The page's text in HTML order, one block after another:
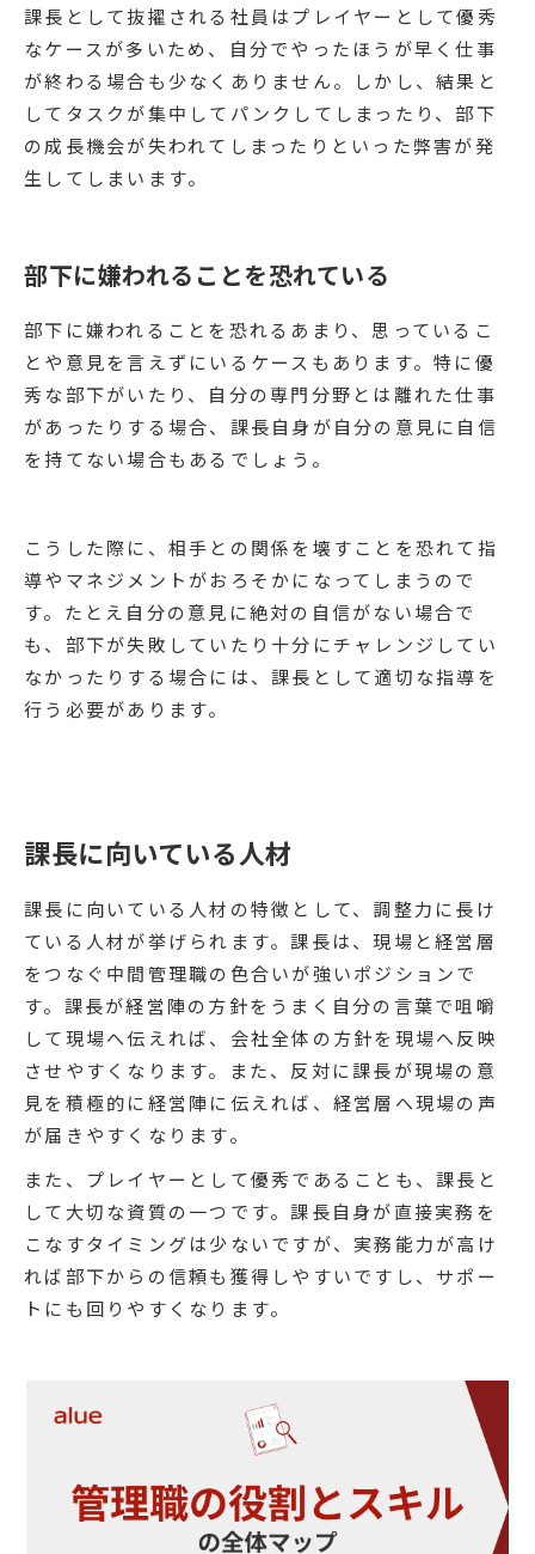
課長として抜擢される社員はプレイヤーとして優秀
なケースが多いため、自分でやったほうが早く仕事
が終わる場合も少なくありません。しかし、結果と
してタスクが集中してパンクしてしまったり、部下
の成長機会が失われてしまったりといった弊害が発
生してしまいます。
部下に嫌われることを恐れている
部下に嫌われることを恐れるあまり、思っているこ
とや意見を言えずにいるケースもあります。特に優
秀な部下がいたり、自分の専門分野とは離れた仕事
があったりする場合、課長自身が自分の意見に自信
を持てない場合もあるでしょう。
こうした際に、相手との関係を壊すことを恐れて指
導やマネジメントがおろそかになってしまうので
す。たとえ自分の意見に絶対の自信がない場合で
も、部下が失敗していたり十分にチャレンジしてい
なかったりする場合には、課長として適切な指導を
行う必要があります。
課長に向いている人材
課長に向いている人材の特徴として、調整力に長け
ている人材が挙げられます。課長は、現場と経営層
をつなぐ中間管理職の色合いが強いポジションで
す。課長が経営陣の方針をうまく自分の言葉で咀嚼
して現場へ伝えれば、会社全体の方針を現場へ反映
させやすくなります。また、反対に課長が現場の意
見を積極的に経営陣に伝えれば、経営層へ現場の声
が届きやすくなります。
また、プレイヤーとして優秀であることも、課長と
して大切な資質の一つです。課長自身が直接実務を
こなすタイミングは少ないですが、実務能力が高け
れば部下からの信頼も獲得しやすいですし、サポー
トにも回りやすくなります。